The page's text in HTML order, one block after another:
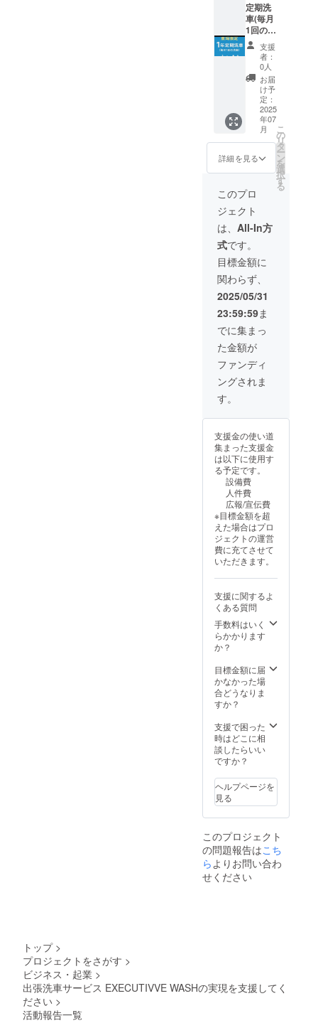
定期洗
車(毎月
1回の洗
車)
※2025
年7月～
2026年
7月末ま
で有効
支援
者：
0人
お届
け予
定：
2025
年07
月
詳細を見る
こ
の
リ
タ
ー
ン
を
選
択
す
る
このプロ
ジェクト
は、 All-In方
式です。
目標金額に
関わらず、
2025/05/31
23:59:59ま
でに集まっ
た金額が
ファンディ
ングされま
す。
支援金の使い道
集まった支援金
は以下に使用す
る予定です。
設備費
人件費
広報/宣伝費
※目標金額を超
えた場合はプロ
ジェクトの運営
費に充てさせて
いただきます。
支援に関するよ
くある質問
手数料はいく
らかかります
か？
目標金額に届
かなかった場
合どうなりま
すか？
支援で困った
時はどこに相
談したらいい
ですか？
ヘルプページを
見る
このプロジェクト
の問題報告はこち
らよりお問い合わ
せください
トップ >
プロジェクトをさがす >
ビジネス・起業 >
出張洗車サービス EXECUTIVVE WASHの実現を支援してく
ださい >
活動報告一覧